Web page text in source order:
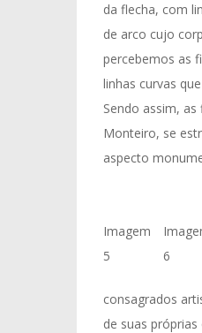
da flecha, com
de arco cujo
percebemos as
linhas curvas
Sendo assim,
Monteiro, se
aspecto
Imagem
5
6
consagrados
de suas